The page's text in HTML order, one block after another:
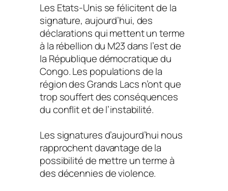
Les Etats-Unis se félicitent de la
signature, aujourd’hui, des
déclarations qui mettent un terme
à la rébellion du M23 dans l’est de
la République démocratique du
Congo. Les populations de la
région des Grands Lacs n’ont que
trop souffert des conséquences
du conflit et de l’instabilité.
Les signatures d’aujourd’hui nous
rapprochent davantage de la
possibilité de mettre un terme à
des décennies de violence.